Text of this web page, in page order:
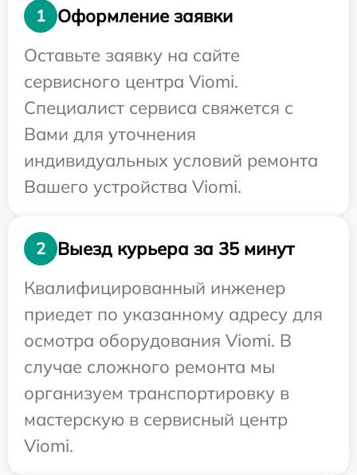
1
Оформление заявки
Оставьте заявку на сайте
сервисного центра Viomi.
Специалист сервиса свяжется с
Вами для уточнения
индивидуальных условий ремонта
Вашего устройства Viomi.
2
Выезд курьера за 35 минут
Квалифицированный инженер
приедет по указанному адресу для
осмотра оборудования Viomi. В
случае сложного ремонта мы
организуем транспортировку в
мастерскую в сервисный центр
Viomi.